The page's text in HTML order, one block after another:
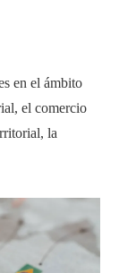
en el ámbito
el comercio
la